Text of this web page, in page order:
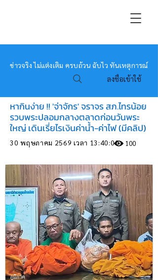
หมอข่าว
ข่าวจริง ไม่แต่งเติม ครบถ้วน ฉับไว ทันเหตุการณ์
ลงชื่อเข้าใช้
หากินง่าย !! 'จ่าจักร' จราจร สภ.ไทรน้อย
รวบพระปลอมกลางตลาดก่อนวันพระ
ใหญ่ เดินเรี่ยไรเงินค่าน้ำ-ค่าไฟ (มีคลิป)
30 พฤษภาคม 2569 เวลา 13:40:00 100
ภูมิภาค